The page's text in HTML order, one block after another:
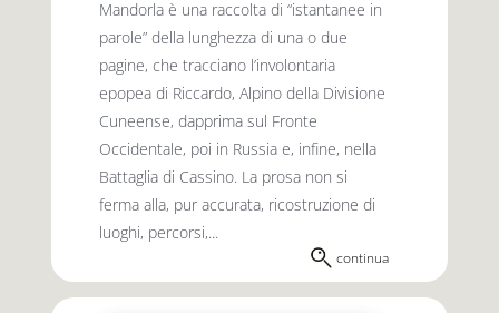
Mandorla è una raccolta di “istantanee in
parole” della lunghezza di una o due
pagine, che tracciano l’involontaria
epopea di Riccardo, Alpino della Divisione
Cuneense, dapprima sul Fronte
Occidentale, poi in Russia e, infine, nella
Battaglia di Cassino. La prosa non si
ferma alla, pur accurata, ricostruzione di
luoghi, percorsi,...
continua